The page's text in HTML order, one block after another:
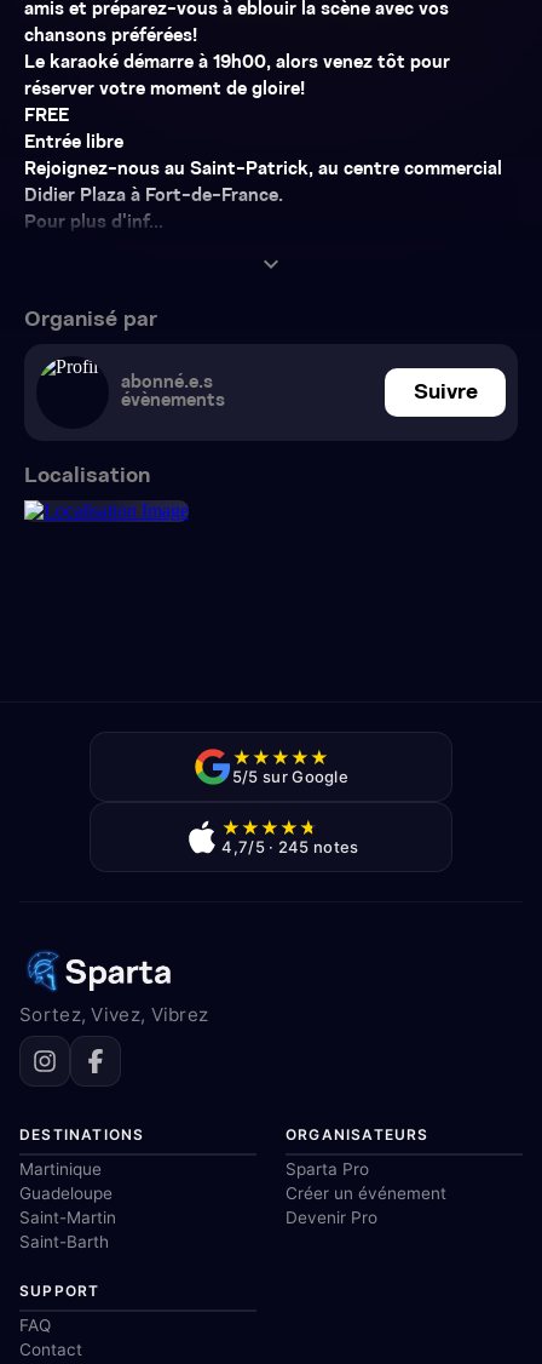
amis et préparez-vous à eblouir la scène avec vos
chansons préférées!
Le karaoké démarre à 19h00, alors venez tôt pour
réserver votre moment de gloire!
FREE
Entrée libre
Rejoignez-nous au Saint-Patrick, au centre commercial
Didier Plaza à Fort-de-France.
Pour plus d'inf...
expand_more
Organisé par
abonné.e.s
évènements
Suivre
Localisation
★★★★★
5/5 sur Google
★★★★★
4,7/5 · 245 notes
Sortez, Vivez, Vibrez
DESTINATIONS
Martinique
Guadeloupe
Saint-Martin
Saint-Barth
ORGANISATEURS
Sparta Pro
Créer un événement
Devenir Pro
SUPPORT
FAQ
Contact